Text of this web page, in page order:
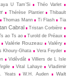
U Tam’Si
Théo Varlet
Thérèse Plantier
Thibault
Thomas Mann Ti Flash
Tia
Cabral
Tristan Corbière
ao Ts ao
Turold de Préaux
Valérie Rouzeau Valéry
Khoury-Ghata Vera Feyder
Vidêvdât
Villiers de L Isle
Vital Lahaye
Vladimir
Yeats W.H. Auden
Walt